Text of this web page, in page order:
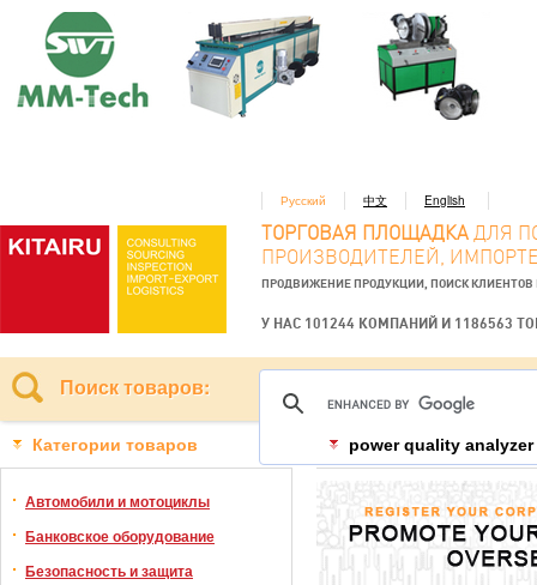
Русский 中文 English
ТОРГОВАЯ ПЛОЩАДКА ДЛЯ
ПРОИЗВОДИТЕЛЕЙ,
ПРОДВИЖЕНИЕ ПРОДУКЦИИ, ПОИСК КЛИЕНТОВ
У НАС 101244 КОМПАНИЙ И 1186563
Поиск товаров:
Категории товаров
Автомобили и мотоциклы
Банковское оборудование
Безопасность и защита
power quality analyzer